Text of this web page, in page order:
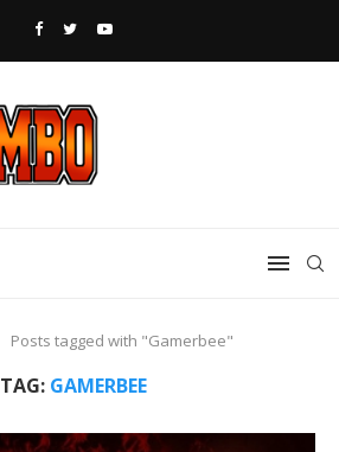
Posts tagged with "Gamerbee"
TAG: GAMERBEE